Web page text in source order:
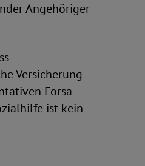
Angehöriger
Versicherung
Forsa-
ist kein